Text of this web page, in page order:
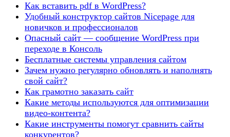
Как вставить pdf в WordPress?
Удобный конструктор сайтов Nicepage для
новичков и профессионалов
Опасный сайт — сообщение WordPress при
переходе в Консоль
Бесплатные системы управления сайтом
Зачем нужно регулярно обновлять и наполнять
свой сайт?
Как грамотно заказать сайт
Какие методы используются для оптимизации
видео-контента?
Какие инструменты помогут сравнить сайты
конкурентов?